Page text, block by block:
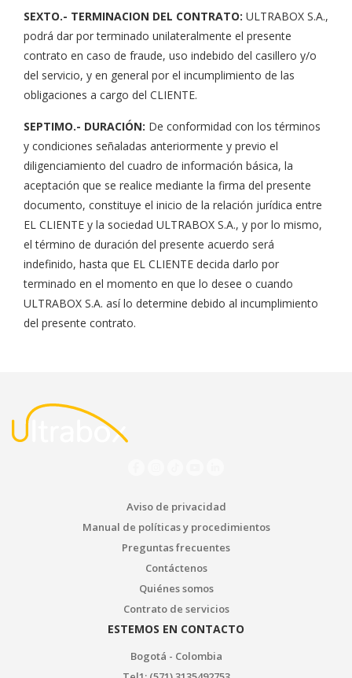
SEXTO.- TERMINACION DEL CONTRATO: ULTRABOX S.A.,
podrá dar por terminado unilateralmente el presente
contrato en caso de fraude, uso indebido del casillero y/o
del servicio, y en general por el incumplimiento de las
obligaciones a cargo del CLIENTE.
SEPTIMO.- DURACIÓN: De conformidad con los términos
y condiciones señaladas anteriormente y previo el
diligenciamiento del cuadro de información básica, la
aceptación que se realice mediante la firma del presente
documento, constituye el inicio de la relación jurídica entre
EL CLIENTE y la sociedad ULTRABOX S.A., y por lo mismo,
el término de duración del presente acuerdo será
indefinido, hasta que EL CLIENTE decida darlo por
terminado en el momento en que lo desee o cuando
ULTRABOX S.A. así lo determine debido al incumplimiento
del presente contrato.
Aviso de privacidad
Manual de políticas y procedimientos
Preguntas frecuentes
Contáctenos
Quiénes somos
Contrato de servicios
ESTEMOS EN CONTACTO
Bogotá - Colombia